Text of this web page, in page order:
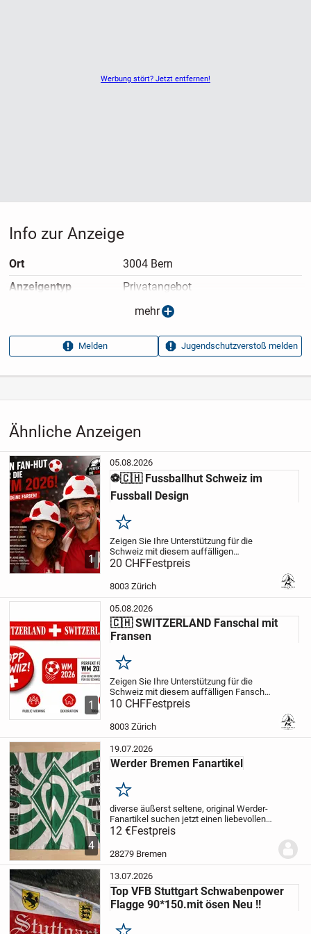
Werbung stört? Jetzt entfernen!
Ähnliche Anzeigen
1
05.08.2026
⚽🇨🇭 Fussballhut Schweiz im
Fussball Design
Merken
Zeigen Sie Ihre Unterstützung für die
Schweiz mit diesem auffälligen
Fussballhut in Rot und Weiss. Das weiche
Plüschmaterial im Fussball Design macht
den Hut zum perfekten Begleiter für
20 CHFFestpreis
8003 Zürich
1
05.08.2026
🇨🇭 SWITZERLAND Fanschal mit
Fransen
Merken
Zeigen Sie Ihre Unterstützung für die
Schweiz mit diesem auffälligen Fanschal
im klassischen Rot-Weiss Design. Der
Schal überzeugt mit dem markanten
SWITZERLAND Schriftzug und den
10 CHFFestpreis
8003 Zürich
4
19.07.2026
Werder Bremen Fanartikel
Merken
diverse äußerst seltene, original Werder-
Fanartikel suchen jetzt einen liebevollen
Neubesitzer:Trinkflasche, Thermoflasche
Emsa, Stirnband, Kappe, Aufkleber, Teddy,
Rassel, Kugelschreiber, Regenponcho...
12 €Festpreis
28279 Bremen
13.07.2026
Top VFB Stuttgart Schwabenpower
Flagge 90*150.mit ösen Neu !!
Info zur Anzeige
Ort
3004 Bern
Anzeigen­typ
Privatangebot
25.07.2026
Anzeigen­kennung
8d3d4c28
Aufrufe dieser
8
›Fanartikel
mehr
Melden Jugendschutzverstoß melden